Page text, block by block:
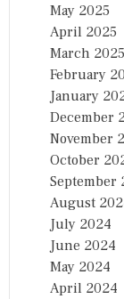
May 2025
April 2025
March 2025
February
January
December
November
October
September
August
July 2024
June 2024
May 2024
April 2024